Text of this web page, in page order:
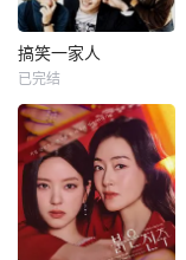
搞笑一家人
已完结